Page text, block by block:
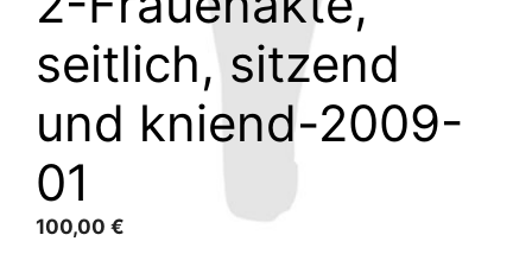
seitlich, sitzend
und kniend-2009-
01
100,00 €